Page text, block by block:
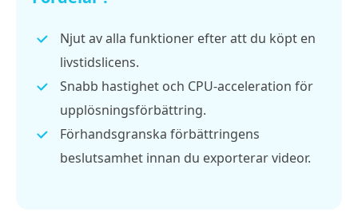
Njut av alla funktioner efter att du köpt en
livstidslicens.
Snabb hastighet och CPU-acceleration för
upplösningsförbättring.
Förhandsgranska förbättringens
beslutsamhet innan du exporterar videor.